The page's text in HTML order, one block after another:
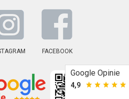
FACEBOOK
Google Opinie
4,9